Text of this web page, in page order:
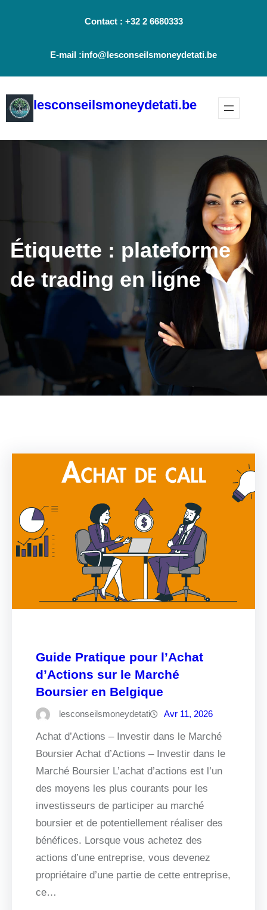
Contact : +32 2 6680333
E-mail :info@lesconseilsmoneydetati.be
lesconseilsmoneydetati.be
Étiquette : plateforme
de trading en ligne
Guide Pratique pour l’Achat
d’Actions sur le Marché
Boursier en Belgique
lesconseilsmoneydetati Avr 11, 2026
Achat d’Actions – Investir dans le Marché
Boursier Achat d’Actions – Investir dans le
Marché Boursier L’achat d’actions est l’un
des moyens les plus courants pour les
investisseurs de participer au marché
boursier et de potentiellement réaliser des
bénéfices. Lorsque vous achetez des
actions d’une entreprise, vous devenez
propriétaire d’une partie de cette entreprise,
ce…